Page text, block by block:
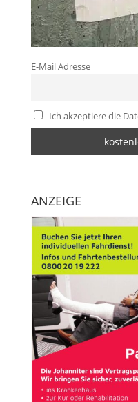
E-Mail Adresse
Ich akzeptiere die
ANZEIGE